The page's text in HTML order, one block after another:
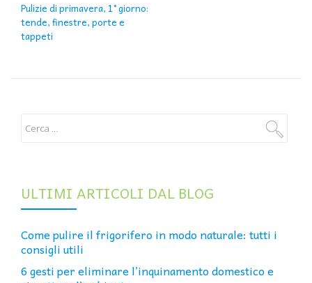
Pulizie di primavera, 1° giorno:
tende, finestre, porte e
tappeti
ULTIMI ARTICOLI DAL BLOG
Come pulire il frigorifero in modo naturale: tutti i
consigli utili
6 gesti per eliminare l’inquinamento domestico e